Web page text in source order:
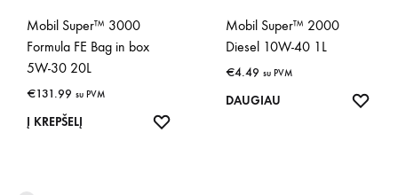
Mobil Super™ 3000
Formula FE Bag in box
5W-30 20L
€131.99 su PVM
Į KREPŠELĮ
Mobil Super™ 2000
Diesel 10W-40 1L
€4.49 su PVM
DAUGIAU